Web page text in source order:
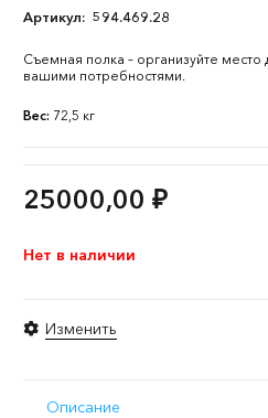
Артикул: 594.469.28
Съемная полка – организуйте место
вашими потребностями.
Вес: 72,5 кг
25000,00 ₽
Нет в наличии
Изменить
Описание